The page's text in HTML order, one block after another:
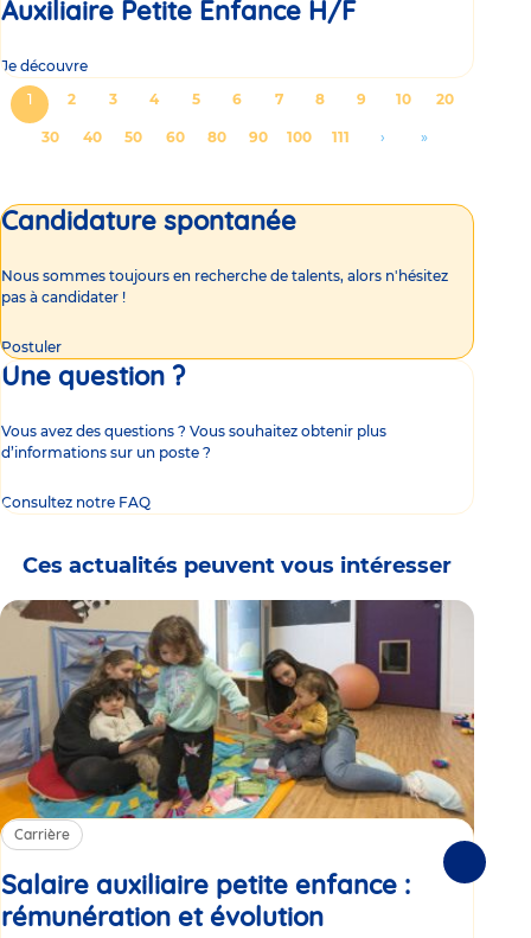
Auxiliaire Petite Enfance H/F
Je découvre
Pagination
Page
courante
1 Page
2 Page
3 Page
4 Page
5 Page
6 Page
7 Page
8 Page
9 Page
10 Page
20
Page
30 Page
40 Page
50 Page
60 Page
80 Page
90 Page
100 Page
111
Aller
›
Aller
dernière
»
Candidature spontanée
Nous sommes toujours en recherche de talents, alors n'hésitez
pas à candidater !
Postuler
Une question ?
Vous avez des questions ? Vous souhaitez obtenir plus
d’informations sur un poste ?
Consultez notre FAQ
Ces actualités peuvent vous intéresser
Carrière
Salaire auxiliaire petite enfance :
rémunération et évolution